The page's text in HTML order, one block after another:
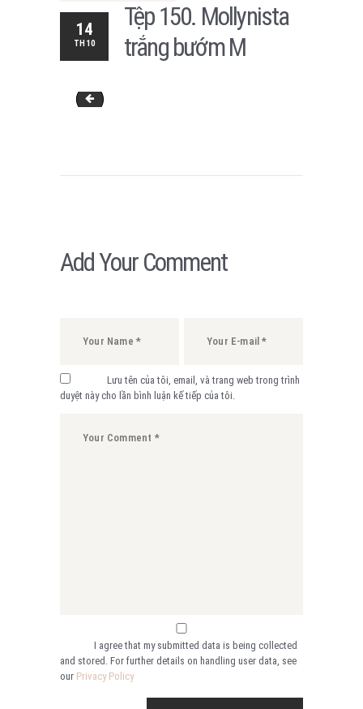
14
TH10
Tệp 150. Mollynista
trắng bướm M
Tệp 149. Mollynista đen bướm M2
Add Your Comment
Lưu tên của tôi, email, và trang web trong trình
duyệt này cho lần bình luận kế tiếp của tôi.
I agree that my submitted data is being collected
and stored. For further details on handling user data, see
our Privacy Policy